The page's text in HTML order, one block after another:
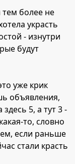
тем более не
украсть
- изнутри
будут
уже крик
объявления,
5, а тут 3 -
то, словно
если раньше
стали красть